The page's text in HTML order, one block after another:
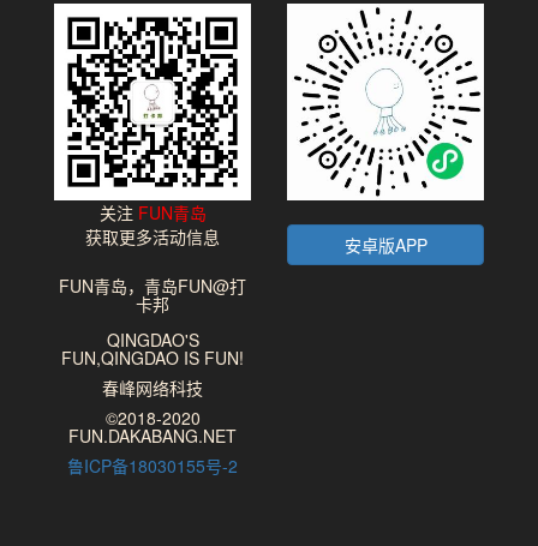
关注 FUN青岛
获取更多活动信息
安卓版APP
FUN青岛，青岛FUN@打
卡邦
QINGDAO'S
FUN,QINGDAO IS FUN!
春峰网络科技
©2018-2020
FUN.DAKABANG.NET
鲁ICP备18030155号-2